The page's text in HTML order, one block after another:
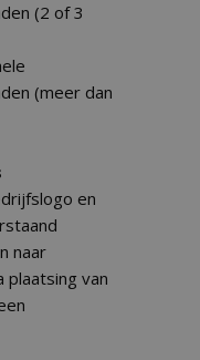
(2 of 3
(meer dan
en
naar
plaatsing van